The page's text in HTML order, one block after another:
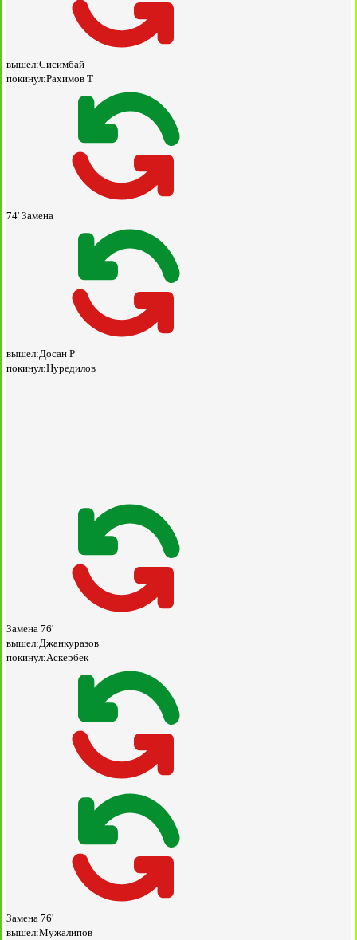
вышел:Сисимбай
покинул:Рахимов Т
74' Замена
вышел:Досан Р
покинул:Нуредилов
Замена 76'
вышел:Джанкуразов
покинул:Аскербек
Замена 76'
вышел:Мужалипов